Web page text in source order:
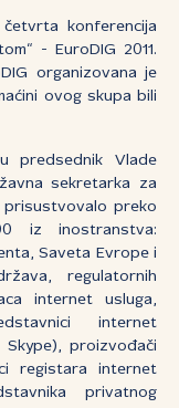
konferencija
- EuroDIG 2011.
organizovana je
ovog skupa bili
predsednik Vlade
sekretarka za
prisustvovalo preko
iz inostranstva:
Saveta Evrope i
regulatornih
internet usluga,
internet
Skype), proizvođači
registara internet
privatnog